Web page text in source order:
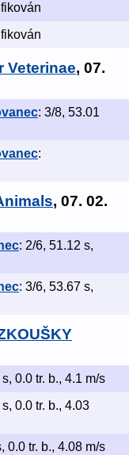
Veterinae, 07.
: 3/8, 53.01
:
, 07. 02.
: 2/6, 51.12 s,
: 3/6, 53.67 s,
0.0 tr. b., 4.1 m/s
0.0 tr. b., 4.03
0.0 tr. b., 4.08 m/s